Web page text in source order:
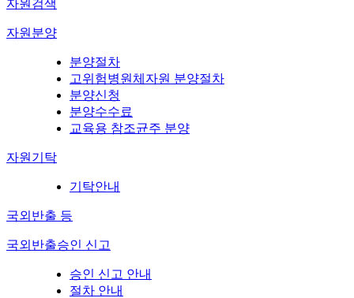
자원검색
자원분양
분양절차
고위험병원체자원 분양절차
분양신청
분양수수료
교육용 참조균주 분양
자원기탁
기탁안내
국외반출 등
국외반출승인 신고
승인 신고 안내
절차 안내